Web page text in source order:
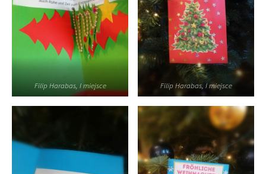
Filip Harabas, I miejsce Filip Harabas, I miejsce